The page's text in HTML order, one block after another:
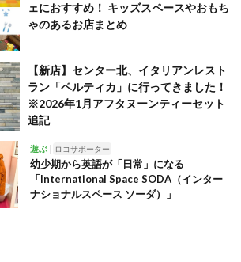
ェにおすすめ！ キッズスペースやおもち
ゃのあるお店まとめ
【新店】センター北、イタリアンレスト
ラン「ペルティカ」に行ってきました！
※2026年1月アフタヌーンティーセット
追記
遊ぶ ロコサポーター
幼少期から英語が「日常」になる
「International Space SODA（インター
ナショナルスペース ソーダ）」